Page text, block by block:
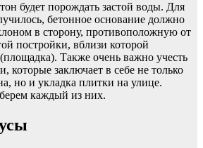
будет порождать застой воды. Для
бетонное основание должно
в сторону, противоположную от
постройки, вблизи которой
Также очень важно учесть
которые заключает в себе не только
но и укладка плитки на улице.
каждый из них.